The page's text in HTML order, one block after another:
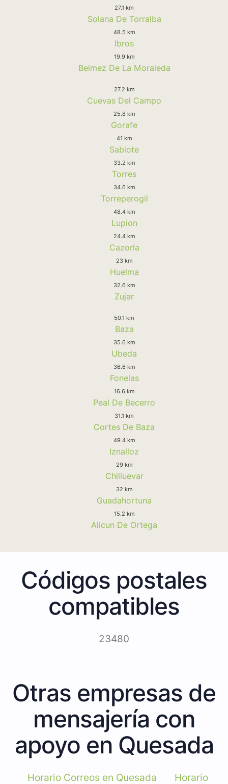
27.1 km
Solana De Torralba
48.5 km
Ibros
19.9 km
Belmez De La Moraleda
27.2 km
Cuevas Del Campo
25.8 km
Gorafe
41 km
Sabiote
33.2 km
Torres
34.6 km
Torreperogil
48.4 km
Lupion
24.4 km
Cazorla
23 km
Huelma
32.6 km
Zujar
50.1 km
Baza
35.6 km
Ubeda
36.6 km
Fonelas
16.6 km
Peal De Becerro
31.1 km
Cortes De Baza
49.4 km
Iznalloz
29 km
Chilluevar
32 km
Guadahortuna
15.2 km
Alicun De Ortega
Códigos postales
compatibles
23480
Otras empresas de
mensajería con
apoyo en Quesada
Horario Correos en Quesada Horario